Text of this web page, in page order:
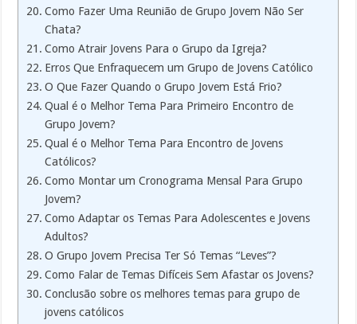
Como Fazer Uma Reunião de Grupo Jovem Não Ser
Chata?
Como Atrair Jovens Para o Grupo da Igreja?
Erros Que Enfraquecem um Grupo de Jovens Católico
O Que Fazer Quando o Grupo Jovem Está Frio?
Qual é o Melhor Tema Para Primeiro Encontro de
Grupo Jovem?
Qual é o Melhor Tema Para Encontro de Jovens
Católicos?
Como Montar um Cronograma Mensal Para Grupo
Jovem?
Como Adaptar os Temas Para Adolescentes e Jovens
Adultos?
O Grupo Jovem Precisa Ter Só Temas “Leves”?
Como Falar de Temas Difíceis Sem Afastar os Jovens?
Conclusão sobre os melhores temas para grupo de
jovens católicos